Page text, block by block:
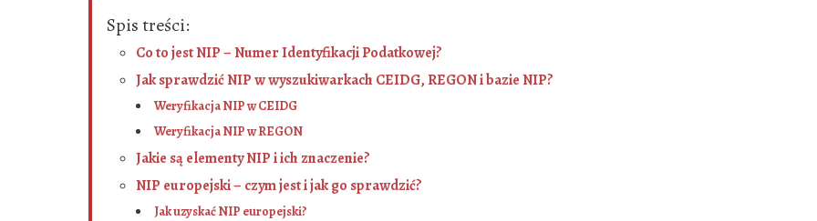
Spis treści:
Co to jest NIP – Numer Identyfikacji Podatkowej?
Jak sprawdzić NIP w wyszukiwarkach CEIDG, REGON i bazie NIP?
Weryfikacja NIP w CEIDG
Weryfikacja NIP w REGON
Jakie są elementy NIP i ich znaczenie?
NIP europejski – czym jest i jak go sprawdzić?
Jak uzyskać NIP europejski?